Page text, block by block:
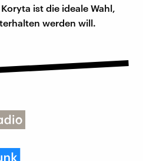
ist die ideale Wahl,
werden will.